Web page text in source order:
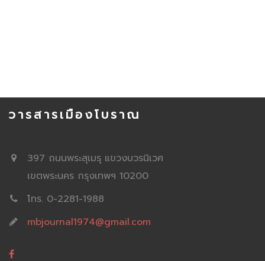
วารสารเมืองโบราณ
397 ถนนพระสุเมรุ แขวงบวรนิเวศ
เขตพระนคร กรุงเทพฯ 10200
โทร. 0-2281-1988
mbjournal1974@gmail.com